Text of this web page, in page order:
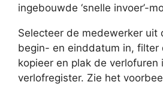
ingebouwde ‘snelle invoer’-
Selecteer de medewerker uit
begin- en einddatum in, filter
kopieer en plak de verlofuren
verlofregister. Zie het